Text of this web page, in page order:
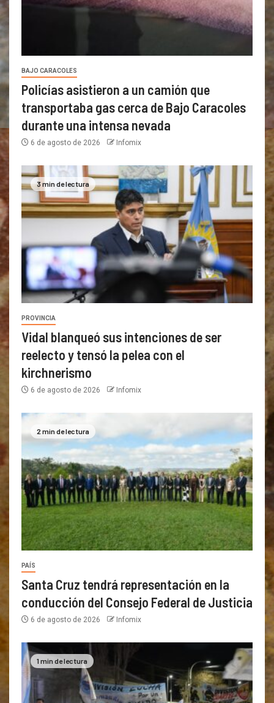
BAJO CARACOLES
Policías asistieron a un camión que
transportaba gas cerca de Bajo Caracoles
durante una intensa nevada
6 de agosto de 2026 Infomix
3 min de lectura
PROVINCIA
Vidal blanqueó sus intenciones de ser
reelecto y tensó la pelea con el
kirchnerismo
6 de agosto de 2026 Infomix
2 min de lectura
PAÍS
Santa Cruz tendrá representación en la
conducción del Consejo Federal de Justicia
6 de agosto de 2026 Infomix
1 min de lectura